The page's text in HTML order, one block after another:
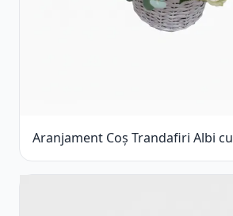
Aranjament Coș Trandafiri Albi cu
Accent Roșu